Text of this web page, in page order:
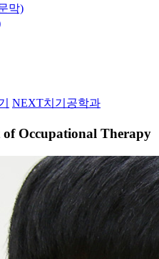
막)
NEXT치기공학과
of Occupational Therapy